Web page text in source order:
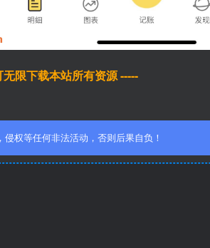
限下载本站所有资源 -----
权等任何非法活动，否则后果自负！